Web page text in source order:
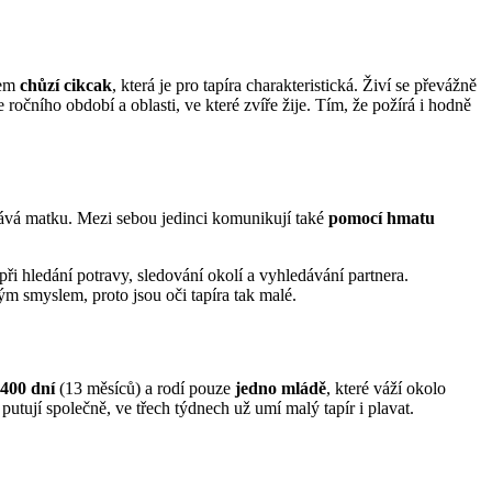
chůzí cikcak, která je pro tapíra charakteristická. Živí se převážně
ročního období a oblasti, ve které zvíře žije. Tím, že požírá i hodně
matku. Mezi sebou jedinci komunikují také pomocí hmatu
hledání potravy, sledování okolí a vyhledávání partnera.
smyslem, proto jsou oči tapíra tak malé.
dní(13 měsíců) a rodí pouze jedno mládě, které váží okolo
společně, ve třech týdnech už umí malý tapír i plavat.